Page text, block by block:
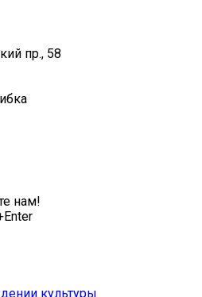
пр., 58
нам!
культуры